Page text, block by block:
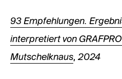
93 Empfehlungen.
interpretiert von
Mutschelknaus, 2024